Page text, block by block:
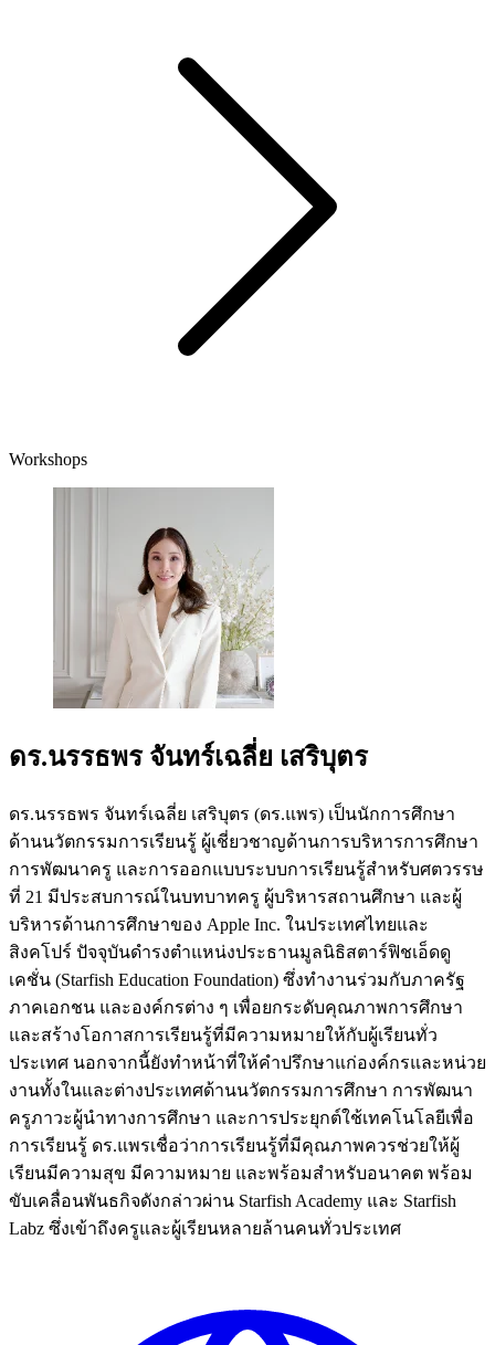
Workshops
ดร.นรรธพร จันทร์เฉลี่ย เสริบุตร
ดร.นรรธพร จันทร์เฉลี่ย เสริบุตร (ดร.แพร) เป็นนักการศึกษา
ด้านนวัตกรรมการเรียนรู้ ผู้เชี่ยวชาญด้านการบริหารการศึกษา
การพัฒนาครู และการออกแบบระบบการเรียนรู้สำหรับศตวรรษ
ที่ 21 มีประสบการณ์ในบทบาทครู ผู้บริหารสถานศึกษา และผู้
บริหารด้านการศึกษาของ Apple Inc. ในประเทศไทยและ
สิงคโปร์ ปัจจุบันดำรงตำแหน่งประธานมูลนิธิสตาร์ฟิชเอ็ดดู
เคชั่น (Starfish Education Foundation) ซึ่งทำงานร่วมกับภาครัฐ
ภาคเอกชน และองค์กรต่าง ๆ เพื่อยกระดับคุณภาพการศึกษา
และสร้างโอกาสการเรียนรู้ที่มีความหมายให้กับผู้เรียนทั่ว
ประเทศ นอกจากนี้ยังทำหน้าที่ให้คำปรึกษาแก่องค์กรและหน่วย
งานทั้งในและต่างประเทศด้านนวัตกรรมการศึกษา การพัฒนา
ครูภาวะผู้นำทางการศึกษา และการประยุกต์ใช้เทคโนโลยีเพื่อ
การเรียนรู้ ดร.แพรเชื่อว่าการเรียนรู้ที่มีคุณภาพควรช่วยให้ผู้
เรียนมีความสุข มีความหมาย และพร้อมสำหรับอนาคต พร้อม
ขับเคลื่อนพันธกิจดังกล่าวผ่าน Starfish Academy และ Starfish
Labz ซึ่งเข้าถึงครูและผู้เรียนหลายล้านคนทั่วประเทศ